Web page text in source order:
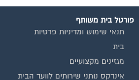
פורטל בית משותף
תנאי שימוש ומדיניות פרטיות
בית
מגזינים מקצועיים
אינדקס נותני שירותים לוועד הבית